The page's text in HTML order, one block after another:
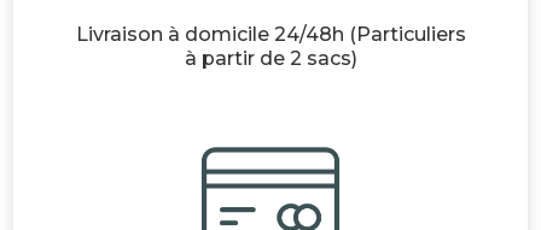
Livraison à domicile 24/48h (Particuliers
à partir de 2 sacs)